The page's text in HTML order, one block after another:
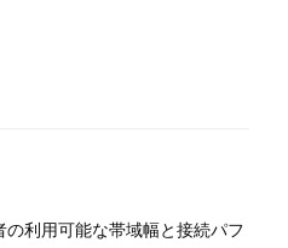
利用可能な帯域幅と接続パフ